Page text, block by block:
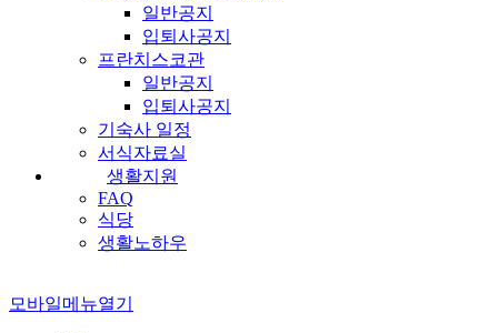
일반공지
입퇴사공지
프란치스코관
일반공지
입퇴사공지
기숙사 일정
서식자료실
생활지원
FAQ
식당
생활노하우
모바일메뉴열기